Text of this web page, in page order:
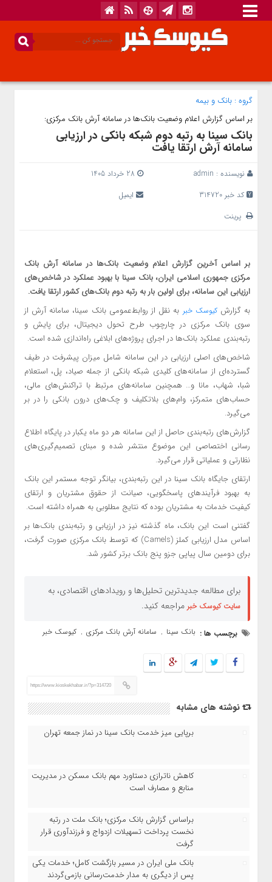
گروه : بانک‌ و بیمه
بر اساس گزارش اعلام وضعیت بانک‌ها در سامانه آرش بانک مرکزی:
بانک سینا به رتبه دوم شبکه بانکی در ارزیابی
سامانه آرش ارتقا یافت
نویسنده : admin
کد خبر 314720
ایمیل
پرینت
بر اساس آخرین گزارش اعلام وضعیت بانک‌ها در سامانه آرش بانک
مرکزی جمهوری اسلامی ایران، بانک سینا با بهبود عملکرد در شاخص‌های
ارزیابی این سامانه، برای اولین بار به رتبه دوم بانک‌های کشور ارتقا یافت.
به گزارشکیوسک خبر به نقل از روابط‌عمومی بانک سینا، سامانه آرش از
سوی بانک مرکزی در چارچوب طرح تحول دیجیتال، برای پایش و
رتبه‌بندی عملکرد بانک‌ها در اجرای پروژه‌های ابلاغی راه‌اندازی شده است.
شاخص‌های اصلی ارزیابی در این سامانه شامل میزان پیشرفت در طیف
گسترده‌ای از سامانه‌های کلیدی شبکه بانکی از جمله صیاد، پل، استعلام
شبا، شهاب، مانا و… همچنین سامانه‌های مرتبط با تراکنش‌های مالی،
حساب‌های متمرکز، وام‌های بلاتکلیف و چک‌های درون بانکی را در بر
می‌گیرد.
گزارش‌های رتبه‌بندی حاصل از این سامانه هر دو ماه یکبار در پایگاه اطلاع
رسانی اختصاصی این موضوع منتشر شده و مبنای تصمیم‌گیری‌های
نظارتی و عملیاتی قرار می‌گیرد.
ارتقای جایگاه بانک سینا در این رتبه‌بندی، بیانگر توجه مستمر این بانک
به بهبود فرآیندهای پاسخگویی، صیانت از حقوق مشتریان و ارتقای
کیفیت خدمات به مشتریان بوده که نتایج مطلوبی به همراه داشته است.
گفتنی است این بانک، ماه گذشته نیز در ارزیابی و رتبه‌بندی بانک‌ها بر
اساس مدل ارزیابی کملز (Camels) که توسط بانک مرکزی صورت گرفت،
برای دومین سال پیاپی جزو پنج بانک برتر کشور شد.
برای مطالعه جدیدترین تحلیل‌ها و رویدادهای اقتصادی، به
سایت کیوسک خبر مراجعه کنید.
برچسب ها : بانک سینا , سامانه آرش بانک مرکزی , کیوسک خبر
https://www.kioskekhabar.ir/?p=314720
نوشته های مشابه
برپایی میز خدمت بانک سینا در نماز جمعه تهران
کاهش ناترازی دستاورد مهم بانک مسکن در مدیریت
منابع و مصارف است
براساس گزارش بانک مرکزی؛ بانک ملت در رتبه
نخست پرداخت تسهیلات ازدواج و فرزندآوری قرار
گرفت
بانک ملی ایران در مسیر بازگشت کامل؛ خدمات یکی
پس از دیگری به مدار خدمت‌رسانی بازمی‌گردند